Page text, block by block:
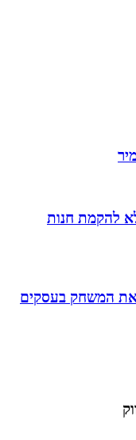
להקמת חנות
את המשחק בעסקים